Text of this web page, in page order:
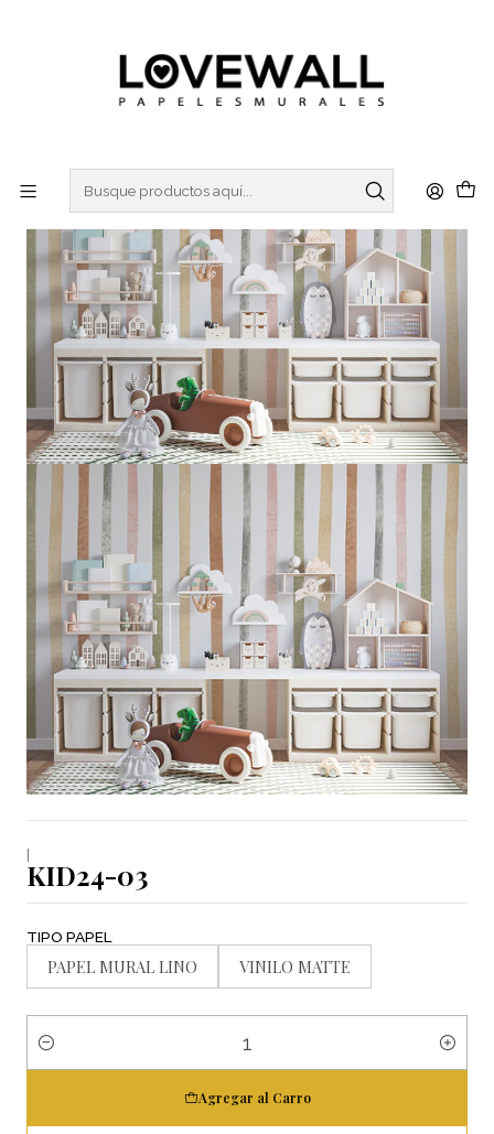
Inicio KIDS KID24-03
|
KID24-03
TIPO PAPEL
PAPEL MURAL LINO VINILO MATTE
Cantidad
Agregar al Carro